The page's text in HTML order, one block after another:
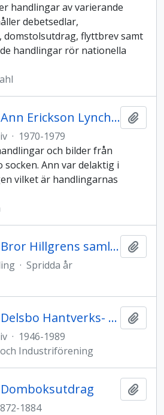
handlingar av varierande
debetsedlar,
domstolsutdrag, flyttbrev samt
handlingar rör nationella
Delsbo socken: Ann Erickson Lynch arkiv
· 1970-1979
och bilder från
socken. Ann var delaktig i
vilket är handlingarnas
Delsbo socken: Bror Hillgrens samling
· Spridda år
Delsbo socken: Delsbo Hantverks- och Industriförenings arkiv
· 1946-1989
Industriförening
1884